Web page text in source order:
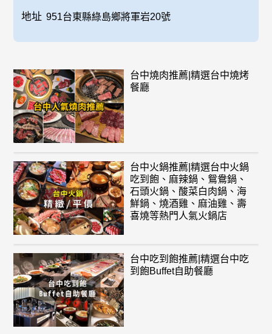
地址 951台東縣綠島鄉將軍岩20號
台中燒肉推薦|精選台中燒烤
餐廳
台中火鍋推薦|精選台中火鍋
吃到飽、麻辣鍋、鴛鴦鍋、
石頭火鍋、酸菜白肉鍋、海
鮮鍋、燒酒雞、麻油雞、壽
喜燒等熱門人氣火鍋店
台中吃到飽推薦|精選台中吃
到飽Buffet自助餐廳